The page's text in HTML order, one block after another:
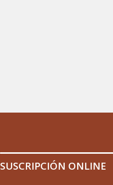
SUSCRIPCIÓN ONLINE